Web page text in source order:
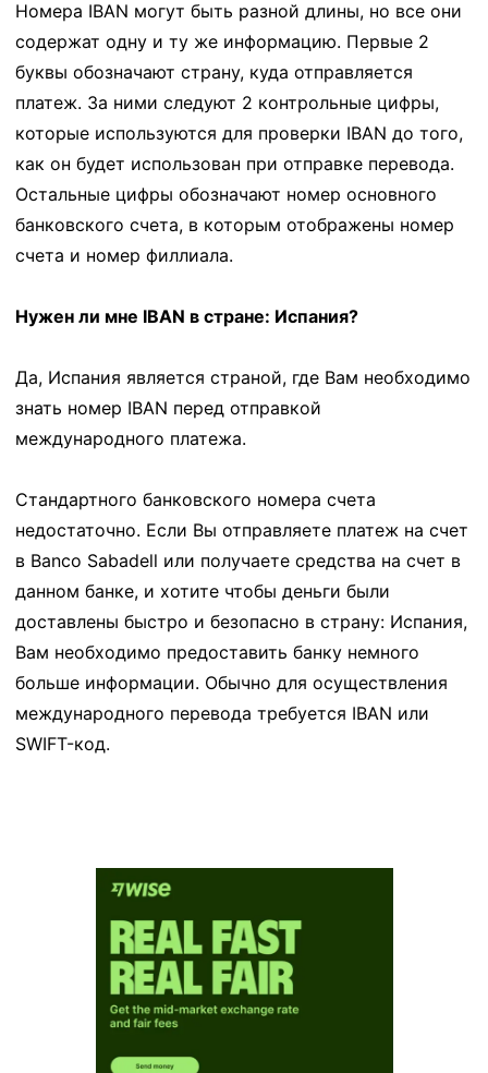
Номера IBAN могут быть разной длины, но все они
содержат одну и ту же информацию. Первые 2
буквы обозначают страну, куда отправляется
платеж. За ними следуют 2 контрольные цифры,
которые используются для проверки IBAN до того,
как он будет использован при отправке перевода.
Остальные цифры обозначают номер основного
банковского счета, в которым отображены номер
счета и номер филлиала.
Нужен ли мне IBAN в стране: Испания?
Да, Испания является страной, где Вам необходимо
знать номер IBAN перед отправкой
международного платежа.
Стандартного банковского номера счета
недостаточно. Если Вы отправляете платеж на счет
в Banco Sabadell или получаете средства на счет в
данном банке, и хотите чтобы деньги были
доставлены быстро и безопасно в страну: Испания,
Вам необходимо предоставить банку немного
больше информации. Обычно для осуществления
международного перевода требуется IBAN или
SWIFT-код.